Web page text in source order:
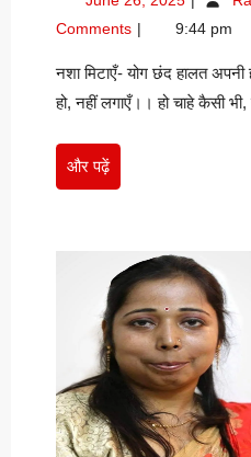
2025
Comments
9:44 pm
नशा मिटाएँ- योग छंद हालत
हो, नहीं लगाएँ।। हो चाहे कैसी
और पढ़ेंऔर
पढ़ें